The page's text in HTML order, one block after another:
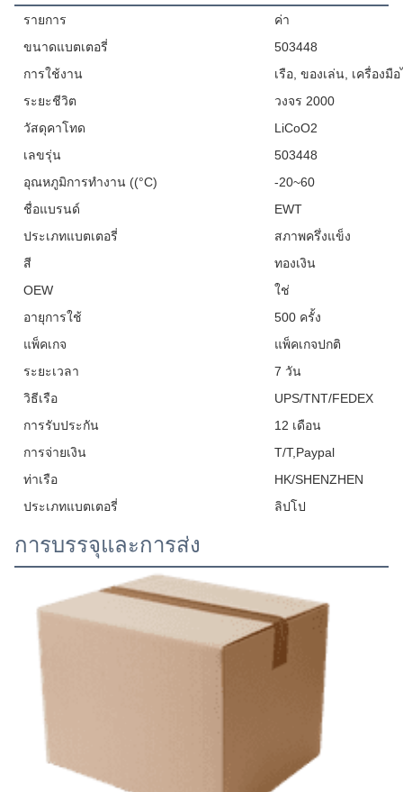
รายการ
ค่า
ขนาดแบตเตอรี่
503448
การใช้งาน
เรือ, ของเล่น, เครื่อง
ระยะชีวิต
วงจร 2000
วัสดุคาโทด
LiCoO2
เลขรุ่น
503448
อุณหภูมิการทํางาน ((°C)
-20~60
ชื่อแบรนด์
EWT
ประเภทแบตเตอรี่
สภาพครึ่งแข็ง
สี
ทองเงิน
OEW
ใช่
อายุการใช้
500 ครั้ง
แพ็คเกจ
แพ็คเกจปกติ
ระยะเวลา
7 วัน
วิธีเรือ
UPS/TNT/FEDEX
การรับประกัน
12 เดือน
การจ่ายเงิน
T/T,Paypal
ท่าเรือ
HK/SHENZHEN
ประเภทแบตเตอรี่
ลิปโป
การบรรจุและการส่ง